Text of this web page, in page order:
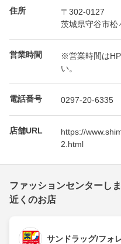
住所
〒302-0127
茨城県守谷市松
営業時間
※営業時間は
い。
電話番号 0297-20-6335
店舗URL
https://
2.html
ファッションセンターし
近くのお店
サンドラッグ/フォ